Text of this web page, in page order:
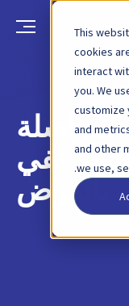
This
cookies
interact
you. We
customize
and
and other
we use,
تفي
بالغرض